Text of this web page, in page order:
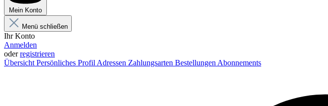
Mein Konto
Menü schließen
Ihr Konto
Anmelden
oderregistrieren
Übersicht Persönliches Profil Adressen Zahlungsarten Bestellungen Abonnements